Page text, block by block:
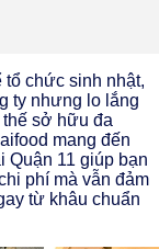
tổ chức sinh nhật,
ty nhưng lo lắng
sở hữu đa
mang đến
Quận 11 giúp bạn
phí mà vẫn đảm
từ khâu chuẩn